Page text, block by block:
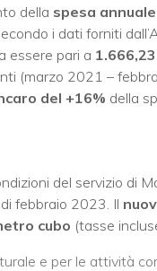
della spesa
i dati forniti
essere pari a
(marzo 2021 –
del +16% della
del servizio di
febbraio 2023. Il
cubo (tasse
e per le attività